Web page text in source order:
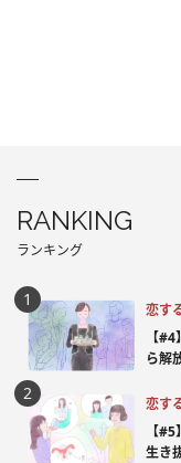
RANKING
ランキング
恋す
【
ら解
恋す
【
生き